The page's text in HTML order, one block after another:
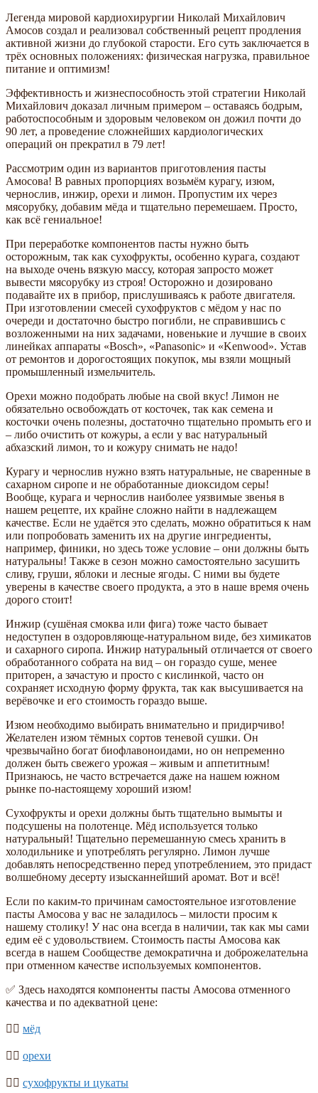
Легенда мировой кардиохирургии Николай Михайлович
Амосов создал и реализовал собственный рецепт продления
активной жизни до глубокой старости. Его суть заключается в
трёх основных положениях: физическая нагрузка, правильное
питание и оптимизм!
Эффективность и жизнеспособность этой стратегии Николай
Михайлович доказал личным примером – оставаясь бодрым,
работоспособным и здоровым человеком он дожил почти до
90 лет, а проведение сложнейших кардиологических
операций он прекратил в 79 лет!
Рассмотрим один из вариантов приготовления пасты
Амосова! В равных пропорциях возьмём курагу, изюм,
чернослив, инжир, орехи и лимон. Пропустим их через
мясорубку, добавим мёда и тщательно перемешаем. Просто,
как всё гениальное!
При переработке компонентов пасты нужно быть
осторожным, так как сухофрукты, особенно курага, создают
на выходе очень вязкую массу, которая запросто может
вывести мясорубку из строя! Осторожно и дозировано
подавайте их в прибор, прислушиваясь к работе двигателя.
При изготовлении смесей сухофруктов с мёдом у нас по
очереди и достаточно быстро погибли, не справившись с
возложенными на них задачами, новенькие и лучшие в своих
линейках аппараты «Bosch», «Panasonic» и «Kenwood». Устав
от ремонтов и дорогостоящих покупок, мы взяли мощный
промышленный измельчитель.
Орехи можно подобрать любые на свой вкус! Лимон не
обязательно освобождать от косточек, так как семена и
косточки очень полезны, достаточно тщательно промыть его и
– либо очистить от кожуры, а если у вас натуральный
абхазский лимон, то и кожуру снимать не надо!
Курагу и чернослив нужно взять натуральные, не сваренные в
сахарном сиропе и не обработанные диоксидом серы!
Вообще, курага и чернослив наиболее уязвимые звенья в
нашем рецепте, их крайне сложно найти в надлежащем
качестве. Если не удаётся это сделать, можно обратиться к нам
или попробовать заменить их на другие ингредиенты,
например, финики, но здесь тоже условие – они должны быть
натуральны! Также в сезон можно самостоятельно засушить
сливу, груши, яблоки и лесные ягоды. С ними вы будете
уверены в качестве своего продукта, а это в наше время очень
дорого стоит!
Инжир (сушёная смоква или фига) тоже часто бывает
недоступен в оздоровляюще-натуральном виде, без химикатов
и сахарного сиропа. Инжир натуральный отличается от своего
обработанного собрата на вид – он гораздо суше, менее
приторен, а зачастую и просто с кислинкой, часто он
сохраняет исходную форму фрукта, так как высушивается на
верёвочке и его стоимость гораздо выше.
Изюм необходимо выбирать внимательно и придирчиво!
Желателен изюм тёмных сортов теневой сушки. Он
чрезвычайно богат биофлавоноидами, но он непременно
должен быть свежего урожая – живым и аппетитным!
Признаюсь, не часто встречается даже на нашем южном
рынке по-настоящему хороший изюм!
Сухофрукты и орехи должны быть тщательно вымыты и
подсушены на полотенце. Мёд используется только
натуральный! Тщательно перемешанную смесь хранить в
холодильнике и употреблять регулярно. Лимон лучше
добавлять непосредственно перед употреблением, это придаст
волшебному десерту изысканнейший аромат. Вот и всё!
Если по каким-то причинам самостоятельное изготовление
пасты Амосова у вас не заладилось – милости просим к
нашему столику! У нас она всегда в наличии, так как мы сами
едим её с удовольствием. Стоимость пасты Амосова как
всегда в нашем Сообществе демократична и доброжелательна
при отменном качестве используемых компонентов.
✅ Здесь находятся компоненты пасты Амосова отменного
качества и по адекватной цене:
👉🏻 мёд
👉🏻 орехи
👉🏻 сухофрукты и цукаты